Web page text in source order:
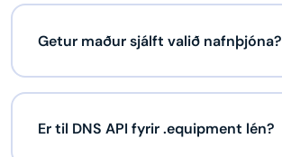
Getur maður sjálft valið nafnþjóna?
Er til DNS API fyrir .equipment lén?